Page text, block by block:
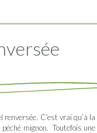
C’est vrai qu’à la
mignon. Toutefois une